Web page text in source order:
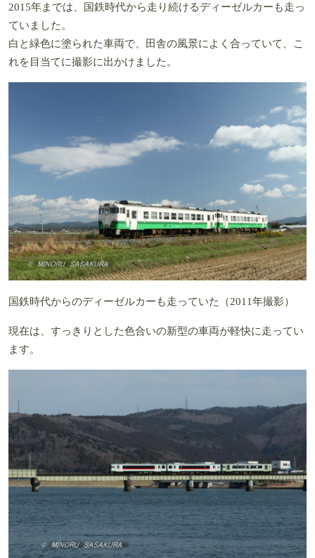
2015年までは、国鉄時代から走り続けるディーゼルカーも走っ
ていました。
白と緑色に塗られた車両で、田舎の風景によく合っていて、こ
れを目当てに撮影に出かけました。
国鉄時代からのディーゼルカーも走っていた（2011年撮影）
現在は、すっきりとした色合いの新型の車両が軽快に走ってい
ます。